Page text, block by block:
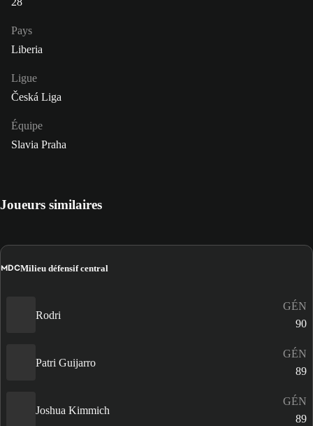
Pays
Liberia
Ligue
Česká Liga
Équipe
Slavia Praha
Joueurs similaires
MDCMilieu défensif central
Rodri
GÉN
90
Patri Guijarro
GÉN
89
Joshua Kimmich
GÉN
89